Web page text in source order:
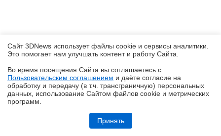
Обзор и тестирование неттопа MSI PRO DP10 A14MG: маленький, но
Сайт 3DNews использует файлы cookie и сервисы аналитики.
Это помогает нам улучшать контент и работу Cайта.
Во время посещения Cайта вы соглашаетесь с
Пользовательским соглашением и даёте согласие на
обработку и передачу (в т.ч. трансграничную) персональных
данных, использование Cайтом файлов cookie и метрических
программ.
Принять